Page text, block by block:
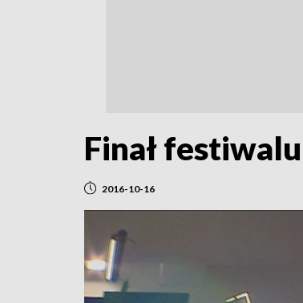
Finał festiwalu
2016-10-16